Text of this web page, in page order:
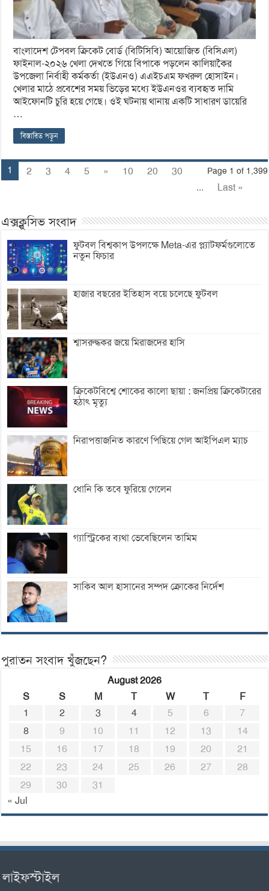
বাংলাদেশ টেপবল ক্রিকেট বোর্ড (বিটিসিবি) আয়োজিত (বিসিএল)
ফাইনাল-২০২৬ খেলা দেখতে গিয়ে বিপাকে পড়লেন কালিয়াকৈর
উপজেলা নির্বাহী কর্মকর্তা (ইউএনও) এএইচএম ফখরুল হোসাইন।
খেলার মাঠে প্রবেশের সময় ভিড়ের মধ্যে ইউএনওর ব্যবহৃত দামি
আইফোনটি চুরি হয়ে গেছে। ওই ঘটনায় থানায় একটি সাধারণ ডায়েরি
…
বিস্তারিত পড়ুন
Page 1 of 1,399
1 2 3 4 5 » 10 20
30
...
Last »
এক্সক্লুসিভ সংবাদ
ফুটবল বিশ্বকাপ উপলক্ষে Meta-এর প্ল্যাটফর্মগুলোতে
নতুন ফিচার
হাজার বছরের ইতিহাস বয়ে চলেছে ফুটবল
শ্বাসরুদ্ধকর জয়ে মিরাজদের হাসি
ক্রিকেটবিশ্বে শোকের কালো ছায়া : জনপ্রিয় ক্রিকেটারের
হঠাৎ মৃত্যু
নিরাপত্তাজনিত কারণে পিছিয়ে গেল আইপিএল ম্যাচ
ধোনি কি তবে ফুরিয়ে গেলেন
গ্যাস্ট্রিকের ব্যথা ভেবেছিলেন তামিম
সাকিব আল হাসানের সম্পদ ক্রোকের নির্দেশ
পুরাতন সংবাদ খুঁজছেন?
August 2026
S
S M T W T
F
1
2 3 4 5 6
7
8
9 10 11 12 13
14
15
16 17 18 19 20
21
22
23 24 25 26 27
28
29
30
31
« Jul
লাইফস্টাইল